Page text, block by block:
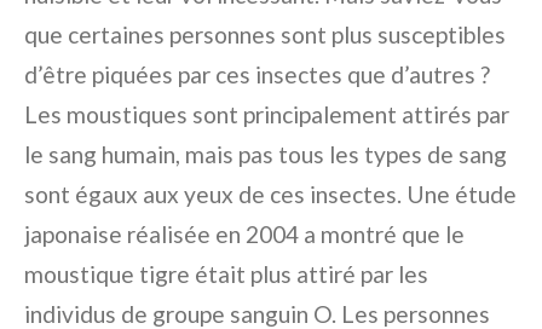
que certaines personnes sont plus susceptibles
d’être piquées par ces insectes que d’autres ?
Les moustiques sont principalement attirés par
le sang humain, mais pas tous les types de sang
sont égaux aux yeux de ces insectes. Une étude
japonaise réalisée en 2004 a montré que le
moustique tigre était plus attiré par les
individus de groupe sanguin O. Les personnes